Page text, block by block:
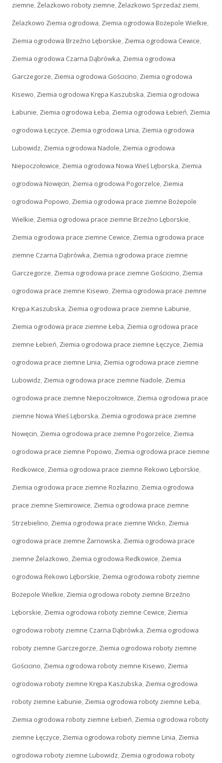
ziemne,Żelazkowo roboty ziemne,Żelazkowo Sprzedaż ziemi,
Żelazkowo Ziemia ogrodowa, Ziemia ogrodowa Bożepole Wielkie,
Ziemia ogrodowa Brzeźno Lęborskie, Ziemia ogrodowa Cewice,
Ziemia ogrodowa Czarna Dąbrówka, Ziemia ogrodowa
Garczegorze, Ziemia ogrodowa Gościcino, Ziemia ogrodowa
Kisewo, Ziemia ogrodowa Krępa Kaszubska, Ziemia ogrodowa
Łabunie, Ziemia ogrodowa Łeba, Ziemia ogrodowa Łebień, Ziemia
ogrodowa Łęczyce, Ziemia ogrodowa Linia, Ziemia ogrodowa
Lubowidz, Ziemia ogrodowa Nadole, Ziemia ogrodowa
Niepoczołowice, Ziemia ogrodowa Nowa Wieś Lęborska, Ziemia
ogrodowa Nowęcin, Ziemia ogrodowa Pogorzelce, Ziemia
ogrodowa Popowo, Ziemia ogrodowa prace ziemne Bożepole
Wielkie, Ziemia ogrodowa prace ziemne Brzeźno Lęborskie,
Ziemia ogrodowa prace ziemne Cewice, Ziemia ogrodowa prace
ziemne Czarna Dąbrówka, Ziemia ogrodowa prace ziemne
Garczegorze, Ziemia ogrodowa prace ziemne Gościcino, Ziemia
ogrodowa prace ziemne Kisewo, Ziemia ogrodowa prace ziemne
Krępa Kaszubska, Ziemia ogrodowa prace ziemne Łabunie,
Ziemia ogrodowa prace ziemne Łeba, Ziemia ogrodowa prace
ziemne Łebień, Ziemia ogrodowa prace ziemne Łęczyce, Ziemia
ogrodowa prace ziemne Linia, Ziemia ogrodowa prace ziemne
Lubowidz, Ziemia ogrodowa prace ziemne Nadole, Ziemia
ogrodowa prace ziemne Niepoczołowice, Ziemia ogrodowa prace
ziemne Nowa Wieś Lęborska, Ziemia ogrodowa prace ziemne
Nowęcin, Ziemia ogrodowa prace ziemne Pogorzelce, Ziemia
ogrodowa prace ziemne Popowo, Ziemia ogrodowa prace ziemne
Redkowice, Ziemia ogrodowa prace ziemne Rekowo Lęborskie,
Ziemia ogrodowa prace ziemne Rozłazino, Ziemia ogrodowa
prace ziemne Siemirowice, Ziemia ogrodowa prace ziemne
Strzebielino, Ziemia ogrodowa prace ziemne Wicko, Ziemia
ogrodowa prace ziemne Żarnowska, Ziemia ogrodowa prace
ziemne Żelazkowo, Ziemia ogrodowa Redkowice, Ziemia
ogrodowa Rekowo Lęborskie, Ziemia ogrodowa roboty ziemne
Bożepole Wielkie, Ziemia ogrodowa roboty ziemne Brzeźno
Lęborskie, Ziemia ogrodowa roboty ziemne Cewice, Ziemia
ogrodowa roboty ziemne Czarna Dąbrówka, Ziemia ogrodowa
roboty ziemne Garczegorze, Ziemia ogrodowa roboty ziemne
Gościcino, Ziemia ogrodowa roboty ziemne Kisewo, Ziemia
ogrodowa roboty ziemne Krępa Kaszubska, Ziemia ogrodowa
roboty ziemne Łabunie, Ziemia ogrodowa roboty ziemne Łeba,
Ziemia ogrodowa roboty ziemne Łebień, Ziemia ogrodowa roboty
ziemne Łęczyce, Ziemia ogrodowa roboty ziemne Linia, Ziemia
ogrodowa roboty ziemne Lubowidz, Ziemia ogrodowa roboty